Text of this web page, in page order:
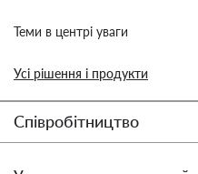
Теми в центрі уваги
Усі рішення і продукти
Співробітництво